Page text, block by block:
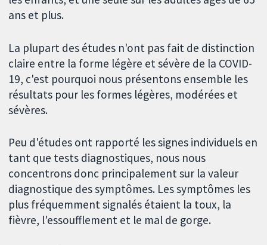
ans et plus.
La plupart des études n'ont pas fait de distinction
claire entre la forme légère et sévère de la COVID-
19, c'est pourquoi nous présentons ensemble les
résultats pour les formes légères, modérées et
sévères.
Peu d'études ont rapporté les signes individuels en
tant que tests diagnostiques, nous nous
concentrons donc principalement sur la valeur
diagnostique des symptômes. Les symptômes les
plus fréquemment signalés étaient la toux, la
fièvre, l'essoufflement et le mal de gorge.